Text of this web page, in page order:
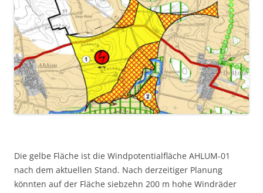
Die gelbe Fläche ist die Windpotentialfläche AHLUM-01
nach dem aktuellen Stand. Nach derzeitiger Planung
könnten auf der Fläche siebzehn 200 m hohe Windräder